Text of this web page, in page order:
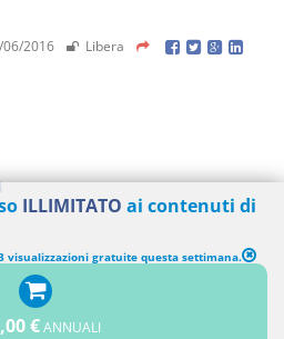
06/2016 Libera
DIREZIONE DEI LAVORI E
2004)
ILLIMITATO ai contenuti di
visualizzazioni gratuite questa settimana.
€ANNUALI